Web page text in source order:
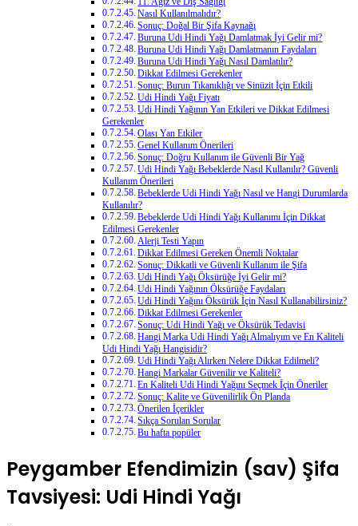
11. Ağız ve Diş Sağlığı
Nasıl Kullanılmalıdır?
Sonuç: Doğal Bir Şifa Kaynağı
Buruna Udi Hindi Yağı Damlatmak İyi Gelir mi?
Buruna Udi Hindi Yağı Damlatmanın Faydaları
Buruna Udi Hindi Yağı Nasıl Damlatılır?
Dikkat Edilmesi Gerekenler
Sonuç: Burun Tıkanıklığı ve Sinüzit İçin Etkili
Udi Hindi Yağı Fiyatı
Udi Hindi Yağının Yan Etkileri ve Dikkat Edilmesi
Gerekenler
Olası Yan Etkiler
Genel Kullanım Önerileri
Sonuç: Doğru Kullanım ile Güvenli Bir Yağ
Udi Hindi Yağı Bebeklerde Nasıl Kullanılır? Güvenli
Kullanım Önerileri
Bebeklerde Udi Hindi Yağı Nasıl ve Hangi Durumlarda
Kullanılır?
Bebeklerde Udi Hindi Yağı Kullanımı İçin Dikkat
Edilmesi Gerekenler
Alerji Testi Yapın
Dikkat Edilmesi Gereken Önemli Noktalar
Sonuç: Dikkatli ve Güvenli Kullanım ile Şifa
Udi Hindi Yağı Öksürüğe İyi Gelir mi?
Udi Hindi Yağının Öksürüğe Faydaları
Udi Hindi Yağını Öksürük İçin Nasıl Kullanabilirsiniz?
Dikkat Edilmesi Gerekenler
Sonuç: Udi Hindi Yağı ve Öksürük Tedavisi
Hangi Marka Udi Hindi Yağı Almalıyım ve En Kaliteli
Udi Hindi Yağı Hangisidir?
Udi Hindi Yağı Alırken Nelere Dikkat Edilmeli?
Hangi Markalar Güvenilir ve Kaliteli?
En Kaliteli Udi Hindi Yağını Seçmek İçin Öneriler
Sonuç: Kalite ve Güvenilirlik Ön Planda
Önerilen İçerikler
Sıkça Sorulan Sorular
Bu hafta popüler
Peygamber Efendimizin (sav) Şifa
Tavsiyesi: Udi Hindi Yağı